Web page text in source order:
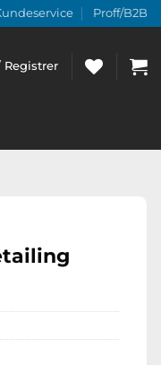
Proff/B2B
Registrer